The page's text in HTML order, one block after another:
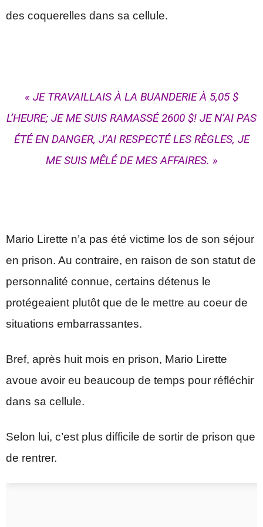
des coquerelles dans sa cellule.
« JE TRAVAILLAIS À LA BUANDERIE À 5,05 $
L’HEURE; JE ME SUIS RAMASSÉ 2600 $! JE N’AI PAS
ÉTÉ EN DANGER, J’AI RESPECTÉ LES RÈGLES, JE
ME SUIS MÊLÉ DE MES AFFAIRES. »
Mario Lirette n’a pas été victime los de son séjour
en prison. Au contraire, en raison de son statut de
personnalité connue, certains détenus le
protégeaient plutôt que de le mettre au coeur de
situations embarrassantes.
Bref, après huit mois en prison, Mario Lirette
avoue avoir eu beaucoup de temps pour réfléchir
dans sa cellule.
Selon lui, c’est plus difficile de sortir de prison que
de rentrer.